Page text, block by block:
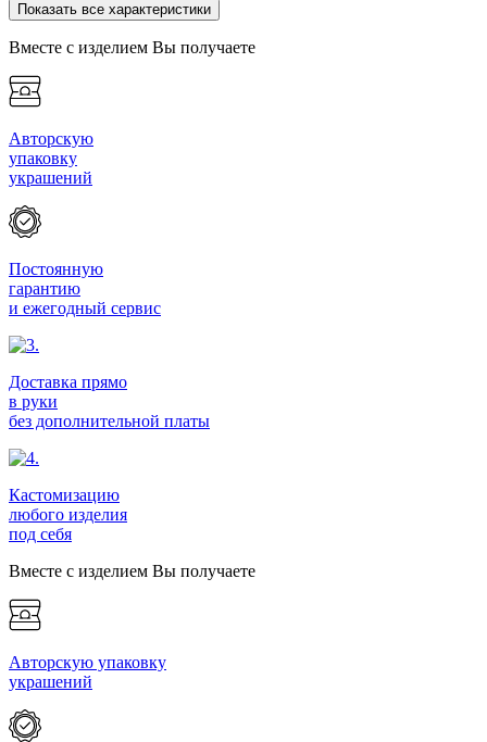
Показать все характеристики
Вместе с изделием Вы получаете
Авторскую
упаковку
украшений
Постоянную
гарантию
и ежегодный сервис
Доставка прямо
в руки
без дополнительной платы
Кастомизацию
любого изделия
под себя
Вместе с изделием Вы получаете
Авторскую упаковку
украшений